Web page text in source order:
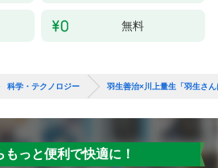
無料
科学・テクノロジー 羽生善治×川上量生「羽生さ
もっと便利で快適に！